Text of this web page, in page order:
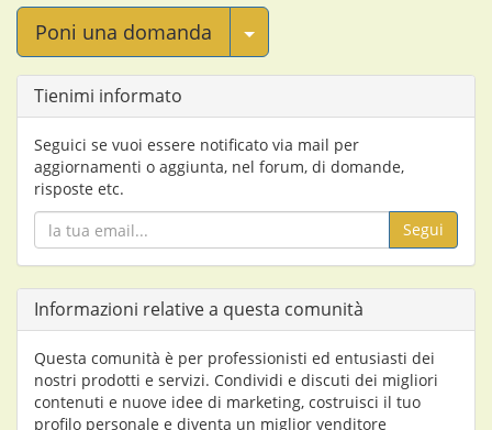
Poni una domanda Seleziona Post
Tienimi informato
Seguici se vuoi essere notificato via mail per
aggiornamenti o aggiunta, nel forum, di domande,
risposte etc.
Segui
Informazioni relative a questa comunità
Questa comunità è per professionisti ed entusiasti dei
nostri prodotti e servizi. Condividi e discuti dei migliori
contenuti e nuove idee di marketing, costruisci il tuo
profilo personale e diventa un miglior venditore